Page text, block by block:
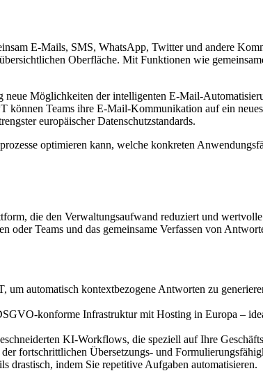
E-Mails, SMS, WhatsApp, Twitter und andere
Oberfläche. Mit Funktionen wie
Möglichkeiten der intelligenten E-Mail-
Teams ihre E-Mail-Kommunikation auf ein
europäischer Datenschutzstandards.
optimieren kann, welche konkreten
die den Verwaltungsaufwand reduziert und
oder Teams und das gemeinsame Verfassen von
automatisch kontextbezogene Antworten zu
konforme Infrastruktur mit Hosting in Europa –
KI-Workflows, die speziell auf Ihre
fortschrittlichen Übersetzungs- und
drastisch, indem Sie repetitive Aufgaben automatisieren.